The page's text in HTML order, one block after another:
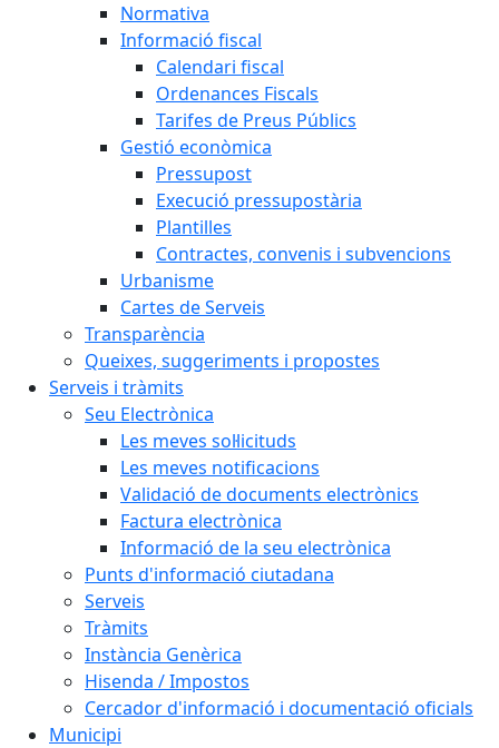
Normativa
Informació fiscal
Calendari fiscal
Ordenances Fiscals
Tarifes de Preus Públics
Gestió econòmica
Pressupost
Execució pressupostària
Plantilles
Contractes, convenis i subvencions
Urbanisme
Cartes de Serveis
Transparència
Queixes, suggeriments i propostes
Serveis i tràmits
Seu Electrònica
Les meves sol·licituds
Les meves notificacions
Validació de documents electrònics
Factura electrònica
Informació de la seu electrònica
Punts d'informació ciutadana
Serveis
Tràmits
Instància Genèrica
Hisenda / Impostos
Cercador d'informació i documentació oficials
Municipi